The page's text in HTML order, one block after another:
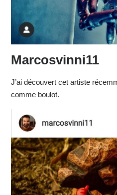
Marcosvinni11
J’ai découvert cet artiste
comme boulot.